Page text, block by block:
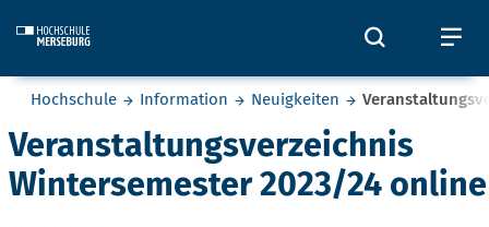
Öffnet
Sie befinden sich hier:
Hochschule Information Neuigkeiten
Veranstaltungsverzeichnis
Wintersemester 2023/24 online